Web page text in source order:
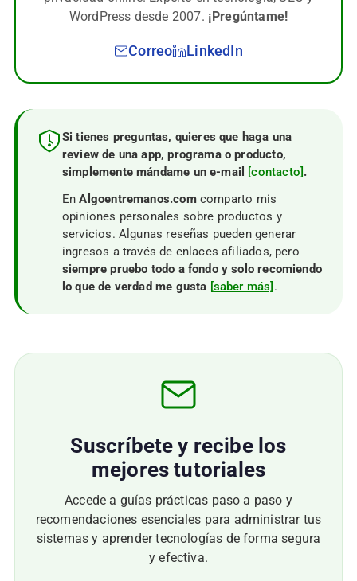
WordPress desde 2007. ¡Pregúntame!
Correo LinkedIn
Si tienes preguntas, quieres que haga una
review de una app, programa o producto,
simplemente mándame un e-mail [contacto].
EnAlgoentremanos.comcomparto mis
opiniones personales sobre productos y
servicios. Algunas reseñas pueden generar
ingresos a través de enlaces afiliados, pero
siempre pruebo todo a fondo y solo recomiendo
lo que de verdad me gusta [saber más] .
Suscríbete y recibe los
mejores tutoriales
Accede a guías prácticas paso a paso y
recomendaciones esenciales para administrar tus
sistemas y aprender tecnologías de forma segura
y efectiva.